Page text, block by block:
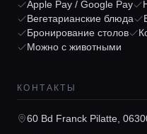
Главная
Локации
Apple Pay / Google Pay
Вегетарианские блюда
Бронирование столов
Можно с животными
КОНТАКТЫ
60 Bd Franck Pilatte,